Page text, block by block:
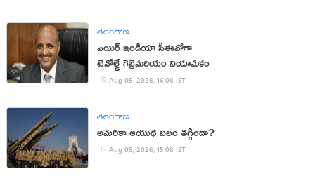
తెలంగాణ
ఎయిర్ ఇండియా సీఈవోగా
టెవోల్డే గెబ్రెమరియం నియామకం
Aug 05, 2026, 16:08 IST
తెలంగాణ
అమెరికా ఆయుధ బలం తగ్గిందా?
Aug 05, 2026, 15:08 IST